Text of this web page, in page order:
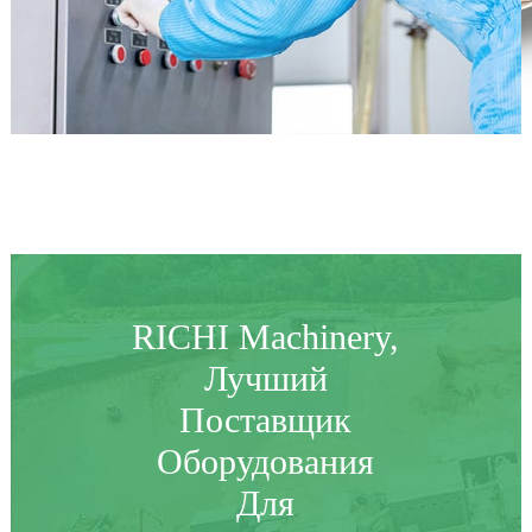
RICHI Machinery,
Лучший
Поставщик
Оборудования
Для